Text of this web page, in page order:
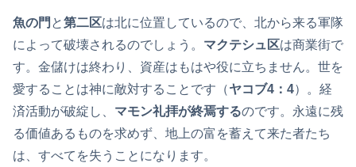
魚の門 と第二区は北に位置しているので、北から来る軍隊
によって破壊されるのでしょう。 マクテシュ区は商業街で
す。金儲けは終わり、資産はもはや役に立ちません。世を
愛することは神に敵対することです（ヤコブ4：4）。経
済活動が破綻し、 マモン礼拝が終焉するのです。永遠に残
る価値あるものを求めず、地上の富を蓄えて来た者たち
は、すべてを失うことになります。